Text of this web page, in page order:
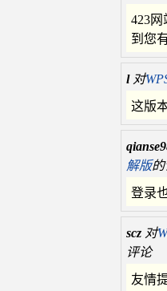
423
到您
l 对
这版
解版的
登录
scz 对
评论
友情